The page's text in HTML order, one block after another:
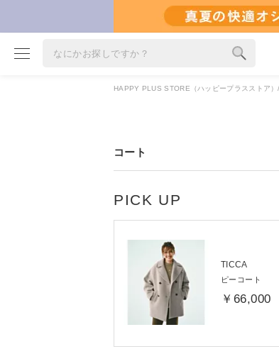
雑誌掲載アイテム
雑誌･書籍(一緒に買うと送料無料)
HAPPY PLUS STORE（ハッピープラスストア）
コート
TICCA
ピーコート
￥66,000